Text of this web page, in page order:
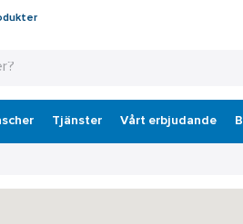
Tjänster Vårt erbjudande